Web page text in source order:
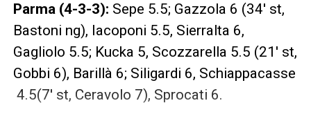
Parma (4-3-3): Sepe 5.5; Gazzola 6 (34′ st,
Bastoni ng), Iacoponi 5.5, Sierralta 6,
Gagliolo 5.5; Kucka 5, Scozzarella 5.5 (21′ st,
Gobbi 6), Barillà 6; Siligardi 6, Schiappacasse
4.5(7′ st, Ceravolo 7), Sprocati 6.